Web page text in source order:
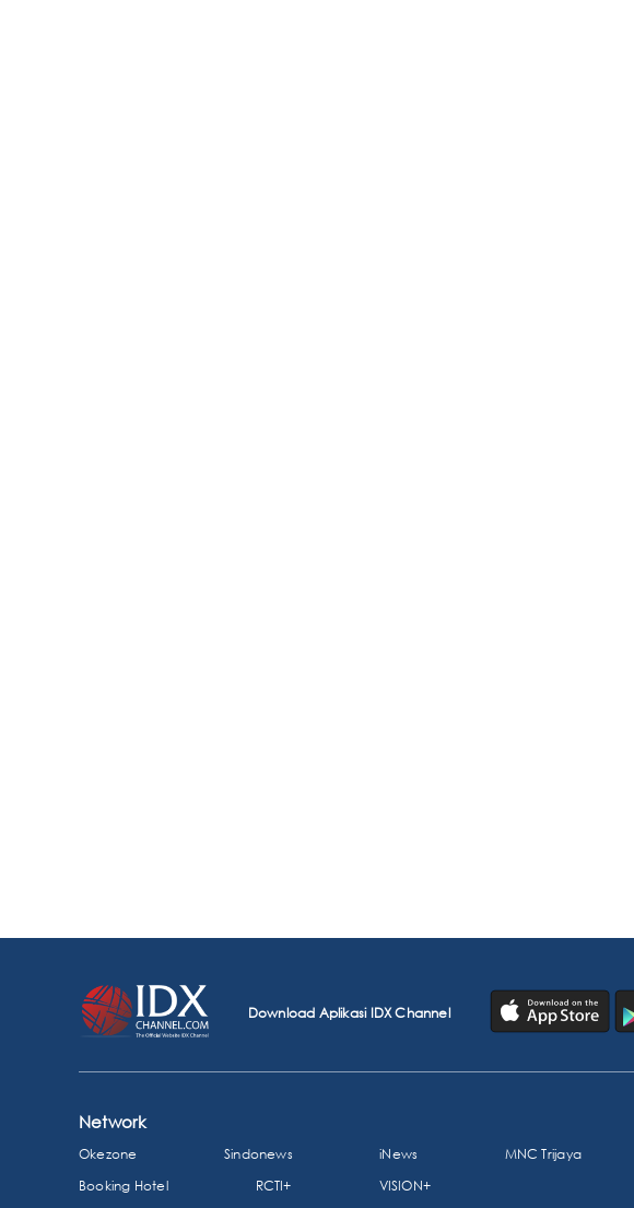
Download Aplikasi IDX Channel
Network
Okezone Sindonews iNews
MNC Trijaya
Booking Hotel
RCTI+ VISION+